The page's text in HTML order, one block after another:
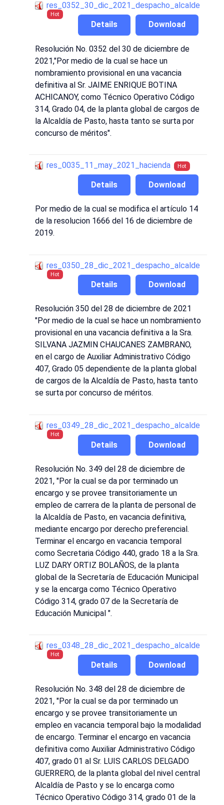
res_0352_30_dic_2021_despacho_alcalde
Hot
Download
Details
Resolución No. 0352 del 30 de diciembre de
2021,"Por medio de la cual se hace un
nombramiento provisional en una vacancia
definitiva al Sr. JAIME ENRIQUE BOTINA
ACHICANOY, como Técnico Operativo Código
314, Grado 04, de la planta global de cargos de
la Alcaldía de Pasto, hasta tanto se surta por
concurso de méritos".
res_0035_11_may_2021_hacienda Hot
Download
Details
Por medio de la cual se modifica el artículo 14
de la resolucion 1666 del 16 de diciembre de
2019.
res_0350_28_dic_2021_despacho_alcalde
Hot
Download
Details
Resolución 350 del 28 de diciembre de 2021
"Por medio de la cual se hace un nombramiento
provisional en una vacancia definitiva a la Sra.
SILVANA JAZMIN CHAUCANES ZAMBRANO,
en el cargo de Auxiliar Administrativo Código
407, Grado 05 dependiente de la planta global
de cargos de la Alcaldía de Pasto, hasta tanto
se surta por concurso de méritos.
res_0349_28_dic_2021_despacho_alcalde
Hot
Download
Details
Resolución No. 349 del 28 de diciembre de
2021, "Por la cual se da por terminado un
encargo y se provee transitoriamente un
empleo de carrera de la planta de personal de
la Alcaldía de Pasto, en vacancia definitiva,
mediante encargo por derecho preferencial.
Terminar el encargo en vacancia temporal
como Secretaria Código 440, grado 18 a la Sra.
LUZ DARY ORTIZ BOLAÑOS, de la planta
global de la Secretaría de Educación Municipal
y se la encarga como Técnico Operativo
Código 314, grado 07 de la Secretaría de
Educación Municipal ".
res_0348_28_dic_2021_despacho_alcalde
Hot
Download
Details
Resolución No. 348 del 28 de diciembre de
2021, "Por la cual se da por terminado un
encargo y se provee transitoriamente un
empleo en vacancia temporal bajo la modalidad
de encargo. Terminar el encargo en vacancia
definitiva como Auxiliar Administrativo Código
407, grado 01 al Sr. LUIS CARLOS DELGADO
GUERRERO, de la planta global del nivel central
Alcaldía de Pasto y se lo encarga como
Técnico Operativo Código 314, grado 01 de la